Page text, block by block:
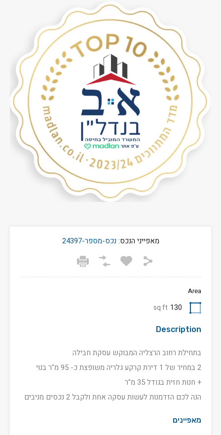
מאפייני הנכס:נכס-מספר-24397
Area
130
sq ft
Description
בתחילת רחוב הרצליה המבוקש עסקת חבילה
2 במחיר של 1 דירת קרקע גלריה משופצת כ- 95 מ"ר בנוי
+ חנות חזית בגודל 35 מ"ר
הנה לכם הזדמנות לעשות עסקה אחת ולקבל 2 נכסים מניבים
מאפיינים